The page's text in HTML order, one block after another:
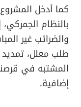
كما أدخل
بالنظام
والضرائب غير
طلب معلل، تمديد
المشتبه في
إضافية.